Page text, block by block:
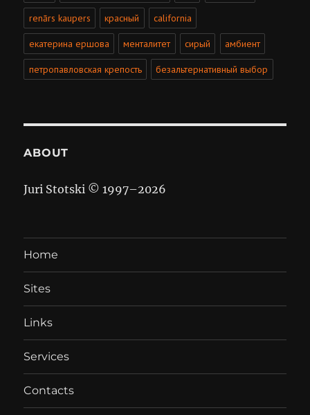
renārs kaupers красный california
екатерина ершова менталитет сирый амбиент
петропавловская крепость безальтернативный выбор
ABOUT
Juri Stotski © 1997–2026
Home
Sites
Links
Services
Contacts